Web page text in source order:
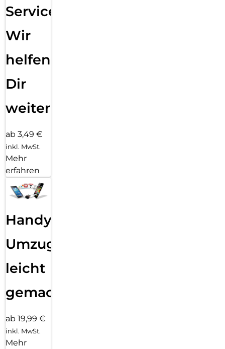
Service:
Wir
helfen
Dir
weiter
ab 3,49 €
inkl. MwSt.
Mehr
erfahren
Handy
Umzug
leicht
gemacht!
ab 19,99 €
inkl. MwSt.
Mehr